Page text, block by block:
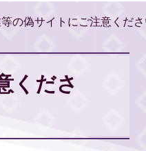
の偽サイトにご注意くだ
くださ